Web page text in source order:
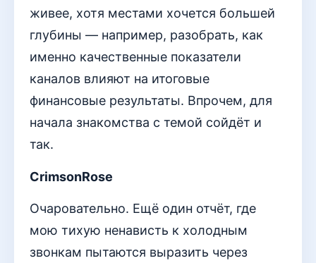
живее, хотя местами хочется большей
глубины — например, разобрать, как
именно качественные показатели
каналов влияют на итоговые
финансовые результаты. Впрочем, для
начала знакомства с темой сойдёт и
так.
CrimsonRose
Очаровательно. Ещё один отчёт, где
мою тихую ненависть к холодным
звонкам пытаются выразить через